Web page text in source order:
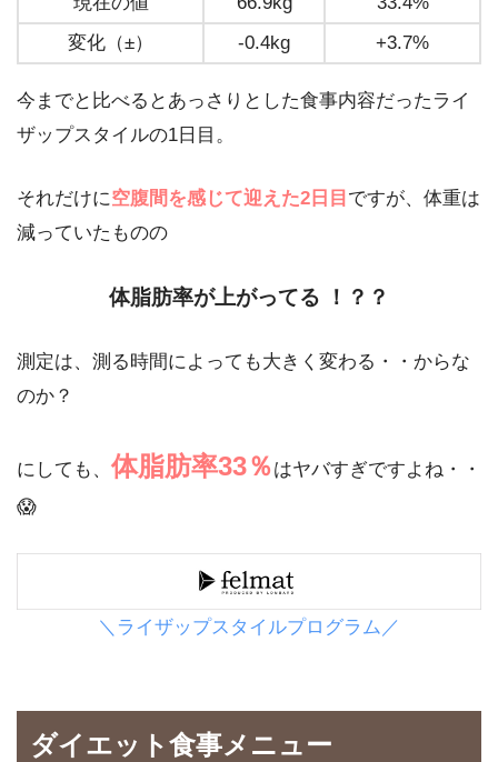
変化（±）
-0.4kg +3.7%
今までと比べるとあっさりとした食事内容だったライ
ザップスタイルの1日目。
それだけに空腹間を感じて迎えた2日目 ですが、体重は
減っていたものの
体脂肪率が上がってる ！？？
測定は、測る時間によっても大きく変わる・・からな
のか？
にしても、 体脂肪率33％はヤバすぎですよね・・
😱
＼ライザップスタイルプログラム／
ダイエット食事メニュー